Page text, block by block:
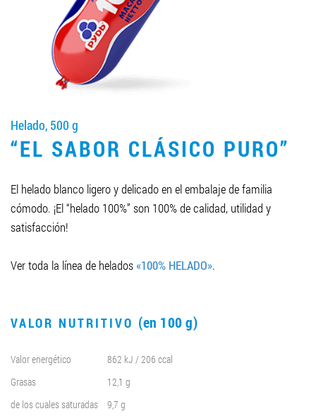
LLEGAR A SER SOCIO
0412 48 28 17
0412 42 29 23
Helado, 500 g
“EL SABOR CLÁSICO PURO”
El helado blanco ligero y delicado en el embalaje de familia
cómodo. ¡El “helado 100%” son 100% de calidad, utilidad y
satisfacción!
Ver toda la línea de helados«100% HELADO».
VALOR NUTRITIVO (en 100 g)
Valor energético
862 kJ / 206 ccal
Grasas
12,1 g
de los cuales saturadas
9,7 g